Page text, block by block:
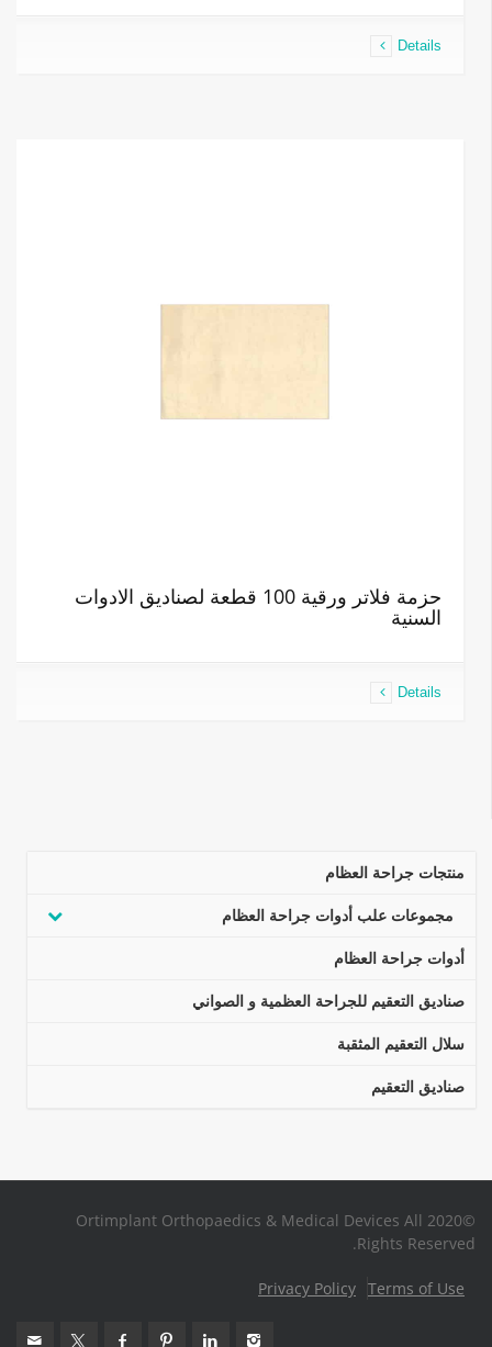
Details
حزمة فلاتر ورقية 100 قطعة لصناديق الادوات
السنية
Details
منتجات جراحة العظام
مجموعات علب أدوات جراحة العظام
أدوات جراحة العظام
صناديق التعقيم للجراحة العظمية و الصواني
سلال التعقيم المثقبة
صناديق التعقيم
©2020 Ortimplant Orthopaedics & Medical Devices All
Rights Reserved.
Terms of Use
Privacy Policy